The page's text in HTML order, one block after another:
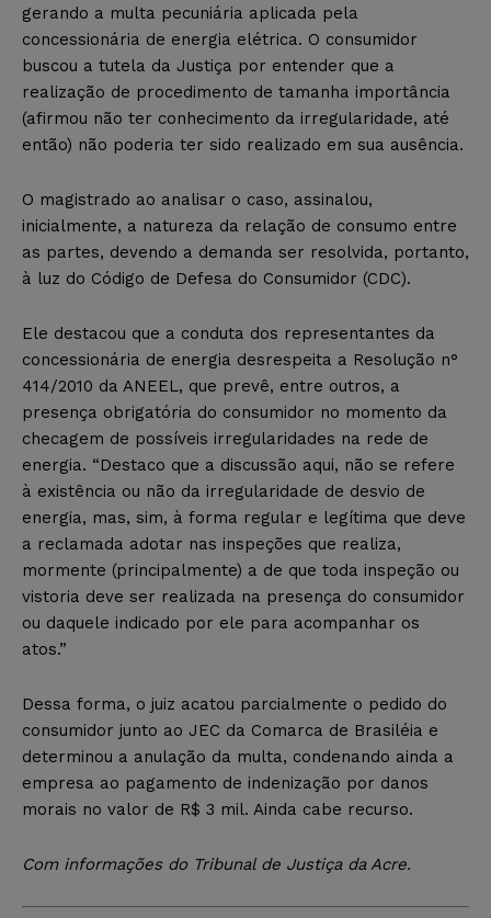
gerando a multa pecuniária aplicada pela
concessionária de energia elétrica. O consumidor
buscou a tutela da Justiça por entender que a
realização de procedimento de tamanha importância
(afirmou não ter conhecimento da irregularidade, até
então) não poderia ter sido realizado em sua ausência.
O magistrado ao analisar o caso, assinalou,
inicialmente, a natureza da relação de consumo entre
as partes, devendo a demanda ser resolvida, portanto,
à luz do Código de Defesa do Consumidor (CDC).
Ele destacou que a conduta dos representantes da
concessionária de energia desrespeita a Resolução n°
414/2010 da ANEEL, que prevê, entre outros, a
presença obrigatória do consumidor no momento da
checagem de possíveis irregularidades na rede de
energia. “Destaco que a discussão aqui, não se refere
à existência ou não da irregularidade de desvio de
energia, mas, sim, à forma regular e legítima que deve
a reclamada adotar nas inspeções que realiza,
mormente (principalmente) a de que toda inspeção ou
vistoria deve ser realizada na presença do consumidor
ou daquele indicado por ele para acompanhar os
atos.”
Dessa forma, o juiz acatou parcialmente o pedido do
consumidor junto ao JEC da Comarca de Brasiléia e
determinou a anulação da multa, condenando ainda a
empresa ao pagamento de indenização por danos
morais no valor de R$ 3 mil. Ainda cabe recurso.
Com informações do Tribunal de Justiça da Acre.